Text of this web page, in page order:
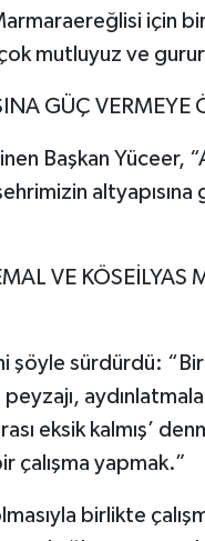
için bir
mutluyuz ve
GÜÇ VERMEYE
Başkan Yüceer,
VE KÖSEİLYAS
şöyle sürdürdü:
peyzajı,
eksik kalmış’
çalışma yapmak.”
birlikte